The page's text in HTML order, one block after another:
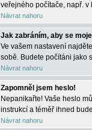
veřejného počítače, např.
Návrat nahoru
Jak zabráním, aby se
Ve vašem nastavení
sobě. Budete počítáni jako
Návrat nahoru
Zapomněl jsem heslo!
Nepanikařte! Vaše heslo
instrukcí a téměř ihned
Návrat nahoru